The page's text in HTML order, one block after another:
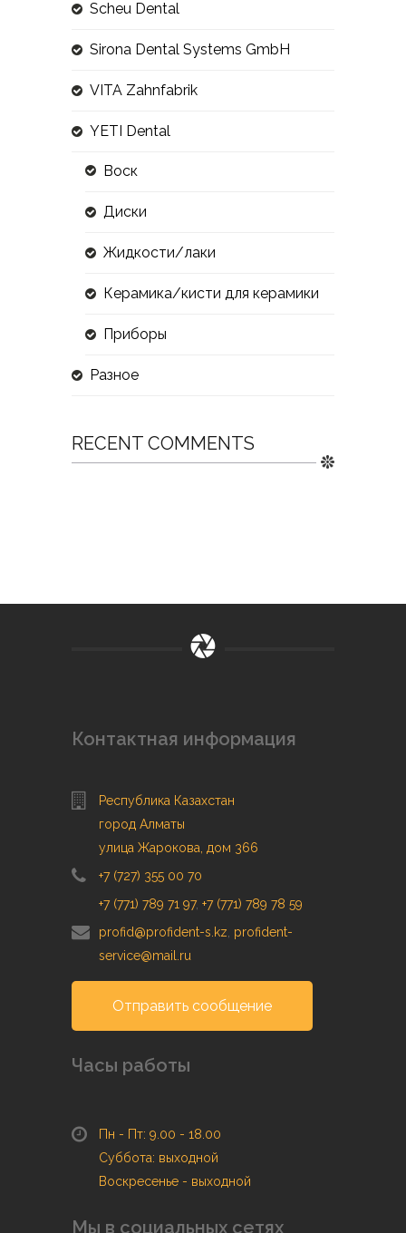
Scheu Dental
Sirona Dental Systems GmbH
VITA Zahnfabrik
YETI Dental
Воск
Диски
Жидкости/лаки
Керамика/кисти для керамики
Приборы
Разное
RECENT COMMENTS
Контактная информация
Республика Казахстан
город Алматы
улица Жарокова, дом 366
+7 (727) 355 00 70
+7 (771) 789 71 97, +7 (771) 789 78 59
profid@profident-s.kz profident-
service@mail.ru
Отправить сообщение
Часы работы
Пн - Пт: 9.00 - 18.00
Суббота: выходной
Воскресенье - выходной
Мы в социальных сетях